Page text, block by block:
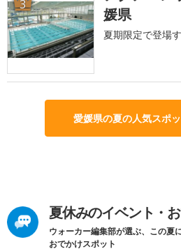
3
媛県
夏期限定で登場
愛媛県の夏の人気スポ
夏休みのイベント・
ウォーカー編集部が選ぶ、この夏
おでかけスポット